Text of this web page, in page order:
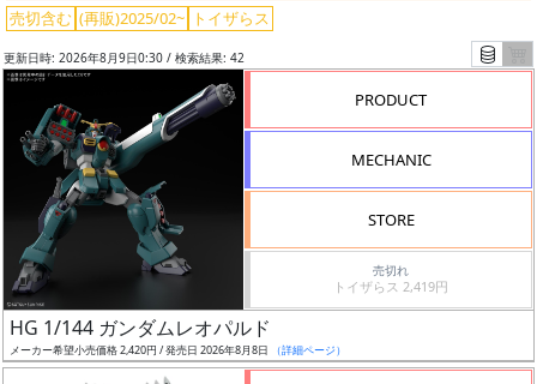
売切含む (再販)2025/02~ トイザらス
フ
リ
ー
更新日時: 2026年8月9日0:30 / 検索結果: 42
PRODUCT
MECHANIC
STORE
売切れ
トイザらス 2,419円
HG 1/144 ガンダムレオパルド
メーカー希望小売価格 2,420円 / 発売日 2026年8月8日 （詳細ページ）